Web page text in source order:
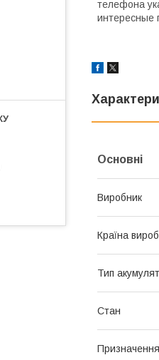
телефона
интересные
Основні
Виробник
Країна
Тип
Стан
Призначення